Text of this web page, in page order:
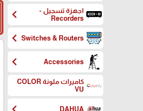
اجهزة تسجيل -
Recorders
chevron_left
Switches & Routers
chevron_left
Accessories
chevron_left
كاميرات ملونة COLOR
VU
DAHUA